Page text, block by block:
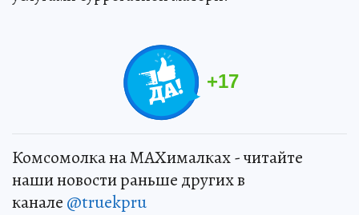
+17
Комсомолка на MAXималках - читайте
наши новости раньше других в
канале @truekpru